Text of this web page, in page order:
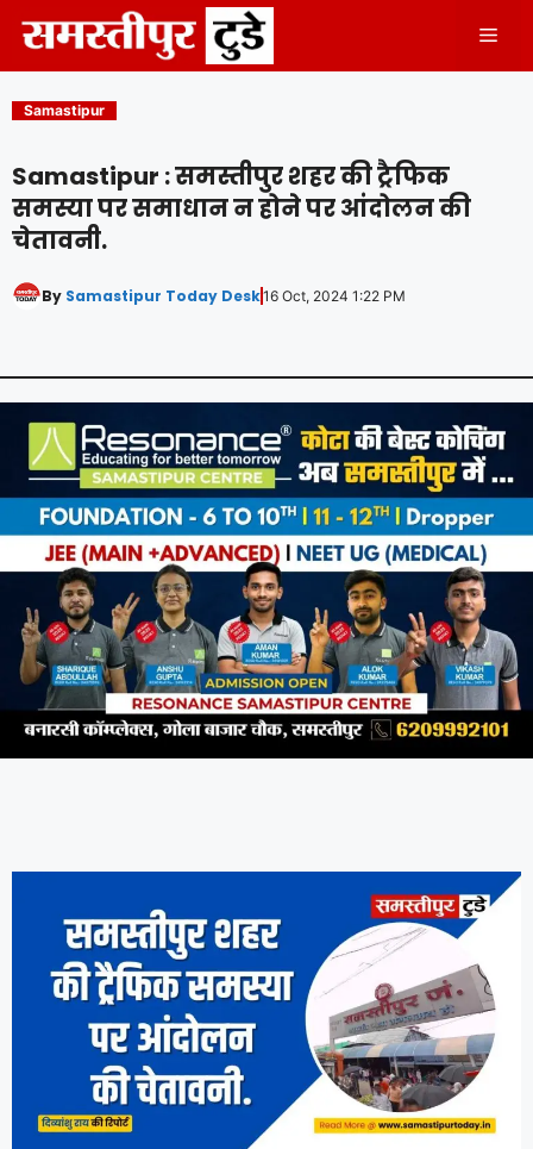
content
Samastipur
Samastipur : समस्तीपुर शहर की ट्रैफिक
समस्या पर समाधान न होने पर आंदोलन की
चेतावनी.
By Samastipur Today Desk16 Oct, 2024 1:22 PM